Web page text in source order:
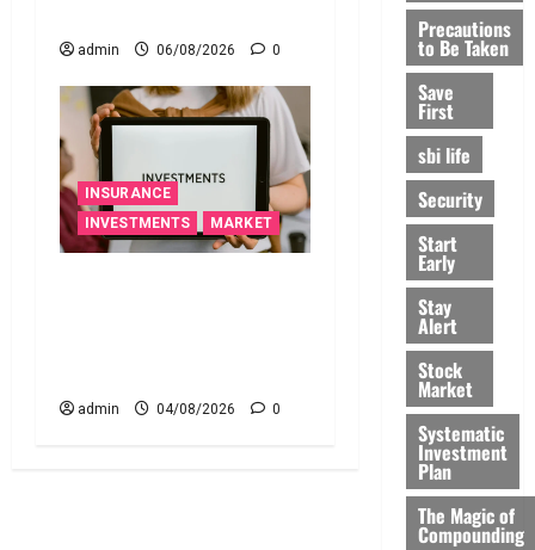
admin 06/08/2026 0
INSURANCE
INVESTMENTS
MARKET
admin 04/08/2026 0
Precautions
to Be Taken
Save
First
sbi life
Security
Start
Early
Stay
Alert
Stock
Market
Systematic
Investment
Plan
The Magic of
Compounding